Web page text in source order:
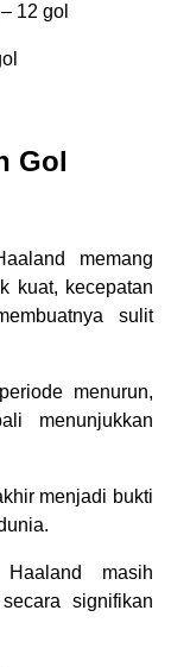
12 gol
Gol
memang
kuat, kecepatan
sulit
menurun,
menunjukkan
menjadi bukti
masih
signifikan